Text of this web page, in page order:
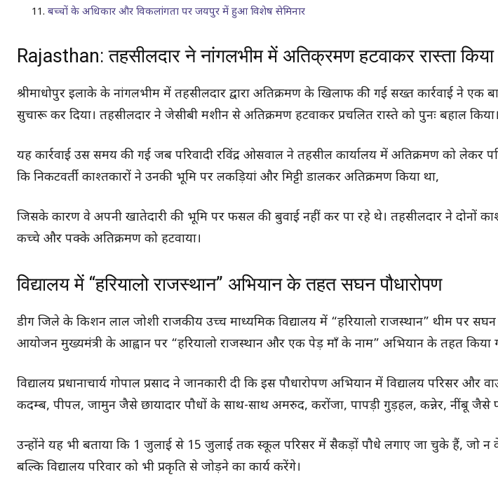
बच्चों के अधिकार और विकलांगता पर जयपुर में हुआ विशेष सेमिनार
Rajasthan: तहसीलदार ने नांगलभीम में अतिक्रमण हटवाकर रास्ता
श्रीमाधोपुर इलाके के नांगलभीम में तहसीलदार द्वारा अतिक्रमण के खिलाफ की गई सख्त कार्रवाई ने एक
सुचारू कर दिया। तहसीलदार ने जेसीबी मशीन से अतिक्रमण हटवाकर प्रचलित रास्ते को पुनः बहाल किया।
यह कार्रवाई उस समय की गई जब परिवादी रविंद्र ओसवाल ने तहसील कार्यालय में अतिक्रमण को लेकर
कि निकटवर्ती काश्तकारों ने उनकी भूमि पर लकड़ियां और मिट्टी डालकर अतिक्रमण किया था,
जिसके कारण वे अपनी खातेदारी की भूमि पर फसल की बुवाई नहीं कर पा रहे थे। तहसीलदार ने दोनों
कच्चे और पक्के अतिक्रमण को हटवाया।
विद्यालय में “हरियालो राजस्थान” अभियान के तहत सघन पौधारोपण
डीग जिले के किशन लाल जोशी राजकीय उच्च माध्यमिक विद्यालय में “हरियालो राजस्थान” थीम पर
आयोजन मुख्यमंत्री के आह्वान पर “हरियालो राजस्थान और एक पेड़ माँ के नाम” अभियान के तहत किया
विद्यालय प्रधानाचार्य गोपाल प्रसाद ने जानकारी दी कि इस पौधारोपण अभियान में विद्यालय परिसर और
कदम्ब, पीपल, जामुन जैसे छायादार पौधों के साथ-साथ अमरुद, करोंजा, पापड़ी गुड़हल, कन्नेर, नींबू
उन्होंने यह भी बताया कि 1 जुलाई से 15 जुलाई तक स्कूल परिसर में सैकड़ों पौधे लगाए जा चुके हैं, जो न
बल्कि विद्यालय परिवार को भी प्रकृति से जोड़ने का कार्य करेंगे।